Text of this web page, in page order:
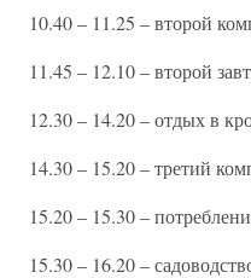
10.40 – 11.25 – второй
11.45 – 12.10 – второй
12.30 – 14.20 – отдых в
14.30 – 15.20 – третий
15.20 – 15.30 –
15.30 – 16.20 –